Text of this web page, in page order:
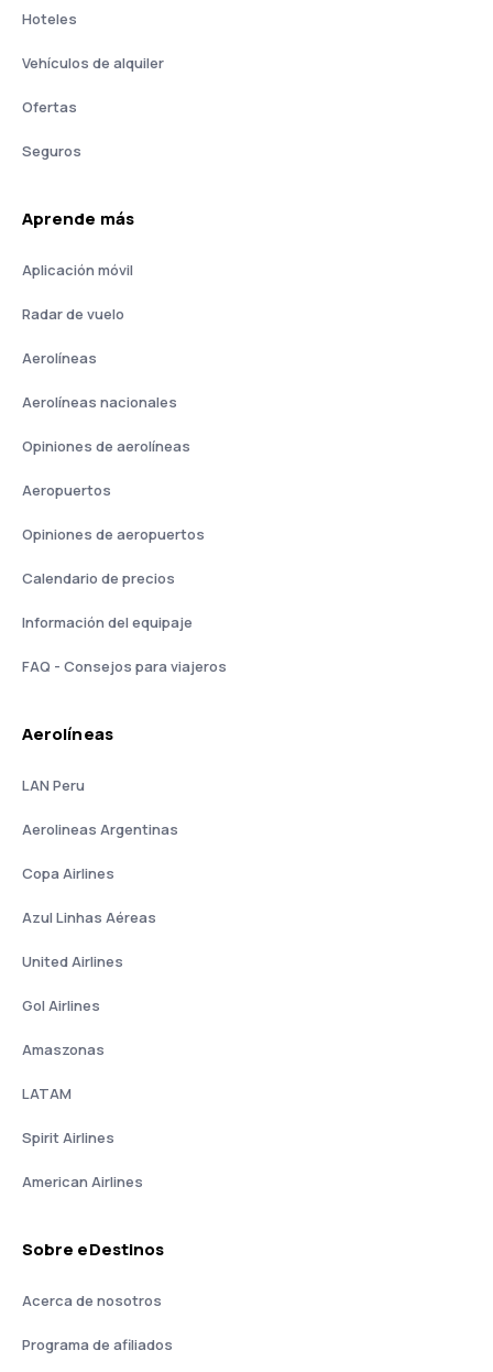
Hoteles
Vehículos de alquiler
Ofertas
Seguros
Aprende más
Aplicación móvil
Radar de vuelo
Aerolíneas
Aerolíneas nacionales
Opiniones de aerolíneas
Aeropuertos
Opiniones de aeropuertos
Calendario de precios
Información del equipaje
FAQ - Consejos para viajeros
Aerolíneas
LAN Peru
Aerolineas Argentinas
Copa Airlines
Azul Linhas Aéreas
United Airlines
Gol Airlines
Amaszonas
LATAM
Spirit Airlines
American Airlines
Sobre eDestinos
Acerca de nosotros
Programa de afiliados